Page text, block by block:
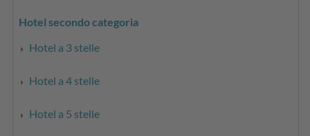
Hotel secondo categoria
Hotel a 3 stelle
Hotel a 4 stelle
Hotel a 5 stelle